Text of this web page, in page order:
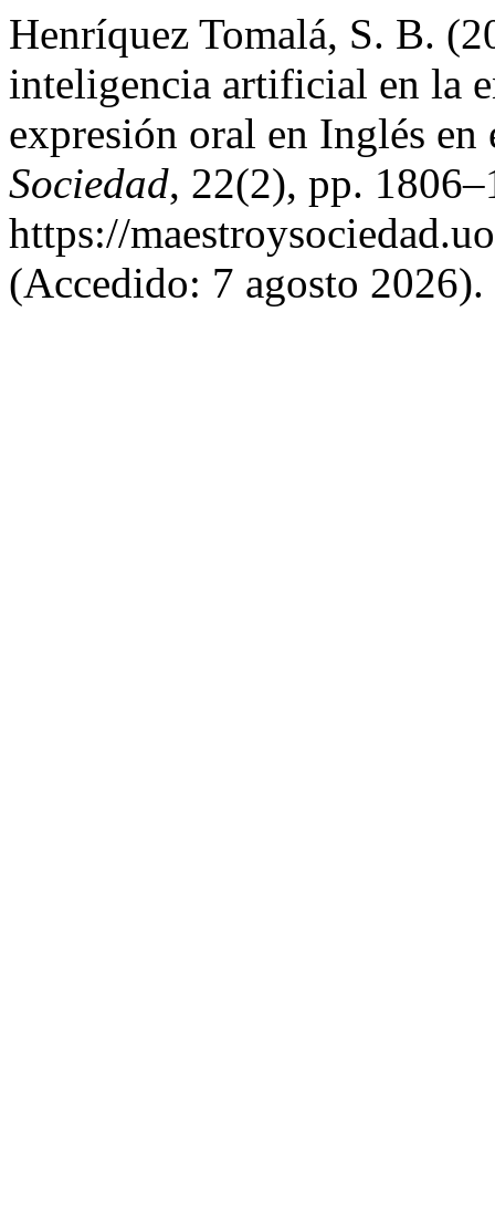
Henríquez Tomalá, S. B.
inteligencia artificial en la
expresión oral en Inglés
Sociedad, 22(2), pp.
https://
(Accedido: 7 agosto 2026).